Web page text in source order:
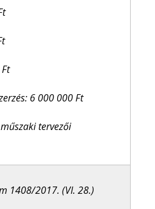
6 000 000 Ft
tervezői
1408/2017. (VI. 28.)